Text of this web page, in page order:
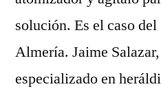
solución. Es el caso
Almería. Jaime
especializado en